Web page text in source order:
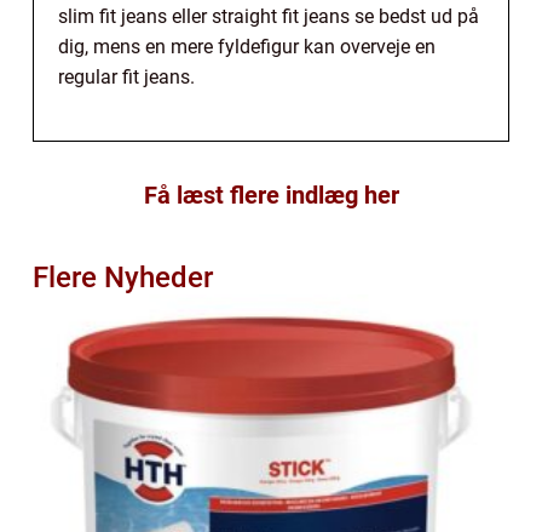
slim fit jeans eller straight fit jeans se bedst ud på
dig, mens en mere fyldefigur kan overveje en
regular fit jeans.
Få læst flere indlæg her
Flere Nyheder